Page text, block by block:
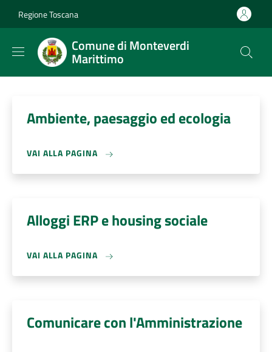
Regione Toscana
Comune di Monteverdi
Marittimo
Ambiente, paesaggio ed ecologia
VAI ALLA PAGINA
Alloggi ERP e housing sociale
VAI ALLA PAGINA
Comunicare con l'Amministrazione